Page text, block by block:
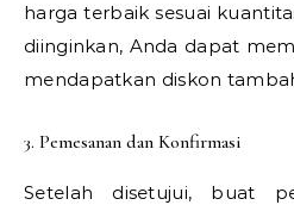
harga terbaik sesuai
diinginkan, Anda dapat
mendapatkan diskon
3. Pemesanan dan Konfirmasi
Setelah disetujui, buat